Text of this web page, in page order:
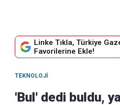
Linke Tıkla, Türkiye
Favorilerine Ekle!
TEKNOLOJI
'Bul' dedi buldu,